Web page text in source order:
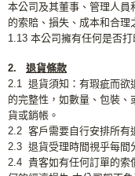
本公司及其董事、管理人員
的索賠、損失、成本和合理
1.13 本公司擁有任何是否
2. 退貨條款
2.1 退貨須知：有瑕疵而欲
的完整性，如數量、包裝
貨或銷帳。
2.2 客戶需要自行安排所有
2.3 退貨受理時間視乎每間
2.4 貴客如有任何訂單的索